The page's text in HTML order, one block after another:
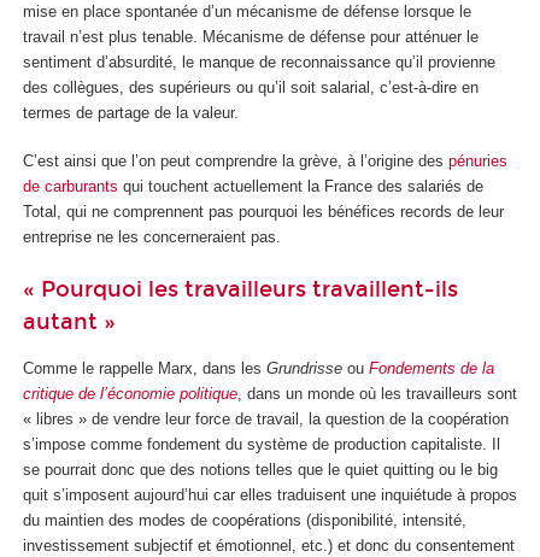
mise en place spontanée d’un mécanisme de défense lorsque le
travail n’est plus tenable. Mécanisme de défense pour atténuer le
sentiment d’absurdité, le manque de reconnaissance qu’il provienne
des collègues, des supérieurs ou qu’il soit salarial, c’est-à-dire en
termes de partage de la valeur.
C’est ainsi que l’on peut comprendre la grève, à l’origine des pénuries
de carburants qui touchent actuellement la France des salariés de
Total, qui ne comprennent pas pourquoi les bénéfices records de leur
entreprise ne les concerneraient pas.
« Pourquoi les travailleurs travaillent-ils
autant »
Comme le rappelle Marx, dans les Grundrisse ou Fondements de la
critique de l’économie politique, dans un monde où les travailleurs sont
« libres » de vendre leur force de travail, la question de la coopération
s’impose comme fondement du système de production capitaliste. Il
se pourrait donc que des notions telles que le quiet quitting ou le big
quit s’imposent aujourd’hui car elles traduisent une inquiétude à propos
du maintien des modes de coopérations (disponibilité, intensité,
investissement subjectif et émotionnel, etc.) et donc du consentement